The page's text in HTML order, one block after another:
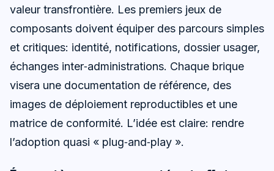
valeur transfrontière. Les premiers jeux de
composants doivent équiper des parcours simples
et critiques: identité, notifications, dossier usager,
échanges inter‑administrations. Chaque brique
visera une documentation de référence, des
images de déploiement reproductibles et une
matrice de conformité. L’idée est claire: rendre
l’adoption quasi « plug‑and‑play ».